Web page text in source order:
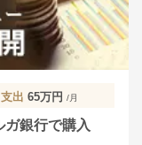
支出 65万円 /月
銀行で購入